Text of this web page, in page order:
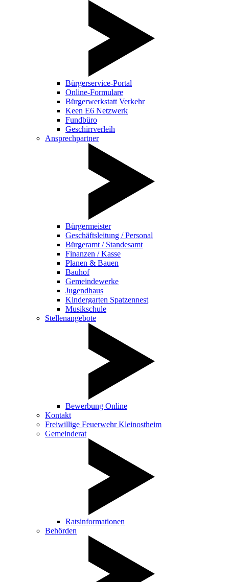
Bürgerservice-Portal
Online-Formulare
Bürgerwerkstatt Verkehr
Keen E6 Netzwerk
Fundbüro
Geschirrverleih
Ansprechpartner
Bürgermeister
Geschäftsleitung / Personal
Bürgeramt / Standesamt
Finanzen / Kasse
Planen & Bauen
Bauhof
Gemeindewerke
Jugendhaus
Kindergarten Spatzennest
Musikschule
Stellenangebote
Bewerbung Online
Kontakt
Freiwillige Feuerwehr Kleinostheim
Gemeinderat
Ratsinformationen
Behörden